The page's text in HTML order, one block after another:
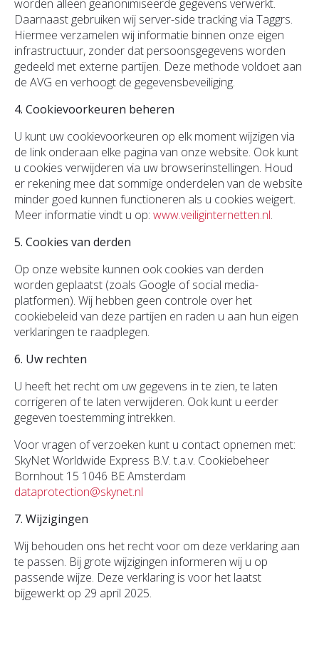
worden alleen geanonimiseerde gegevens verwerkt.
Daarnaast gebruiken wij server-side tracking via Taggrs.
Hiermee verzamelen wij informatie binnen onze eigen
infrastructuur, zonder dat persoonsgegevens worden
gedeeld met externe partijen. Deze methode voldoet aan
de AVG en verhoogt de gegevensbeveiliging.
4. Cookievoorkeuren beheren
U kunt uw cookievoorkeuren op elk moment wijzigen via
de link onderaan elke pagina van onze website. Ook kunt
u cookies verwijderen via uw browserinstellingen. Houd
er rekening mee dat sommige onderdelen van de website
minder goed kunnen functioneren als u cookies weigert.
Meer informatie vindt u op: www.veiliginternetten.nl.
5. Cookies van derden
Op onze website kunnen ook cookies van derden
worden geplaatst (zoals Google of social media-
platformen). Wij hebben geen controle over het
cookiebeleid van deze partijen en raden u aan hun eigen
verklaringen te raadplegen.
6. Uw rechten
U heeft het recht om uw gegevens in te zien, te laten
corrigeren of te laten verwijderen. Ook kunt u eerder
gegeven toestemming intrekken.
Voor vragen of verzoeken kunt u contact opnemen met:
SkyNet Worldwide Express B.V. t.a.v. Cookiebeheer
Bornhout 15 1046 BE Amsterdam
dataprotection@skynet.nl
7. Wijzigingen
Wij behouden ons het recht voor om deze verklaring aan
te passen. Bij grote wijzigingen informeren wij u op
passende wijze. Deze verklaring is voor het laatst
bijgewerkt op 29 april 2025.